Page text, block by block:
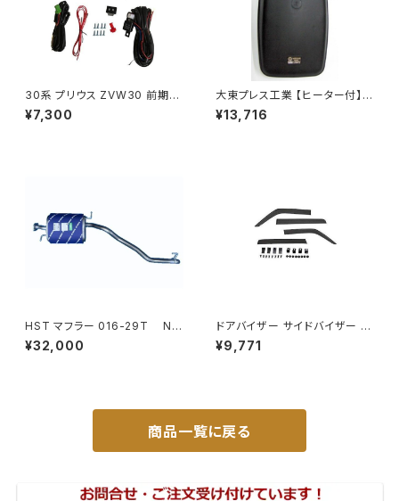
30系 プリウス ZVW30 前期
純正 タイプ フォグランプ ユニッ
ト バルブ 配線 スイッチ H11 左
¥7,300
大東プレス工業 【ヒーター付】
ハイウェイミラー R1000 326×
206 リモコン無 ヒーター付 DI-
¥13,716
HST マフラー 016-29T NV
350キャラバン VR2E26 ニッサ
ン 本体オールステンレス 車検
¥32,000
ドアバイザー サイドバイザー タ
ンク 900系 ルーミー 900系 M
900A M910A サイドドア 金具
¥9,771
商品一覧に戻る